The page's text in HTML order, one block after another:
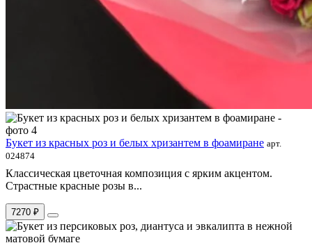
Букет из красных роз и белых хризантем в фоамиране арт.
024874
Классическая цветочная композиция с ярким акцентом.
Страстные красные розы в...
7270 ₽